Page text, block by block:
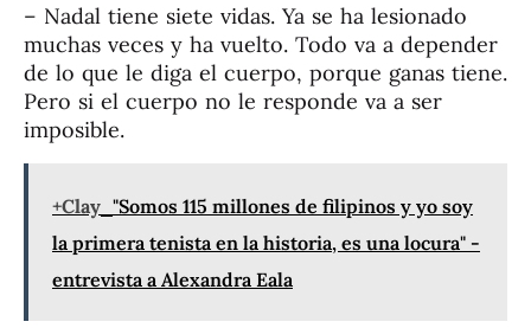
– Nadal tiene siete vidas. Ya se ha lesionado
muchas veces y ha vuelto. Todo va a depender
de lo que le diga el cuerpo, porque ganas tiene.
Pero si el cuerpo no le responde va a ser
imposible.
+Clay "Somos 115 millones de filipinos y yo soy
la primera tenista en la historia, es una locura" -
entrevista a Alexandra Eala